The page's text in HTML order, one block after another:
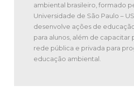
ambiental brasileiro, formado
Universidade de São Paulo –
desenvolve ações de
para alunos, além de capacitar
rede pública e privada para
educação ambiental.